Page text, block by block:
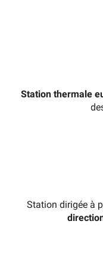
Station thermale
Station dirigée à